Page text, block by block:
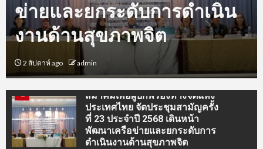
ข่ายและยกระดับการดำเนิน
งานด้านสุขภาพจิต
2 สัปดาห์ ago admin
5
แม่ฮ่องสอน-เปิดงาน “Together
as One Family” รวมพลังเครือ
ข่าย 17 จังหวัดภาคเหนือ สร้าง
โอกาสและคุณภาพชีวิตคนพิการ
ทางจิตอย่างยั่งยืน
1
สมาคมเพื่อผู้บกพร่องทางจิตแห่ง
ประเทศไทย จัดประชุมสามัญครั้ง
ที่ 23 ประจำปี 2568 เดินหน้า
พัฒนาเครือข่ายและยกระดับการ
ดำเนินงานด้านสุขภาพจิต